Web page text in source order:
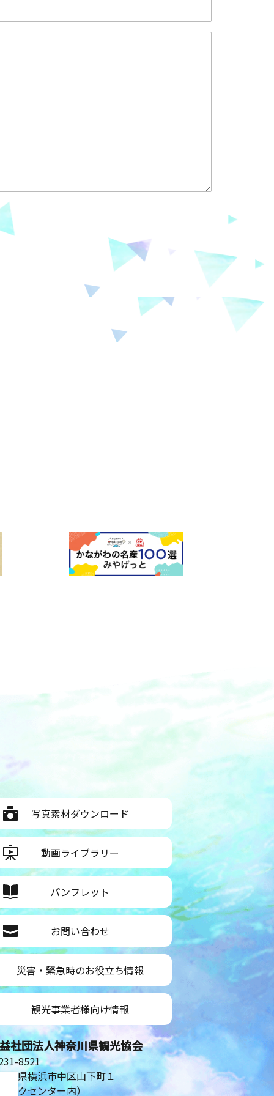
写真素材ダウンロード
動画ライブラリー
パンフレット
お問い合わせ
災害・緊急時のお役立ち情報
観光事業者様向け情報
社団法人神奈川県観光協会
8521
川県横浜市中区山下町１
シルクセンター内）